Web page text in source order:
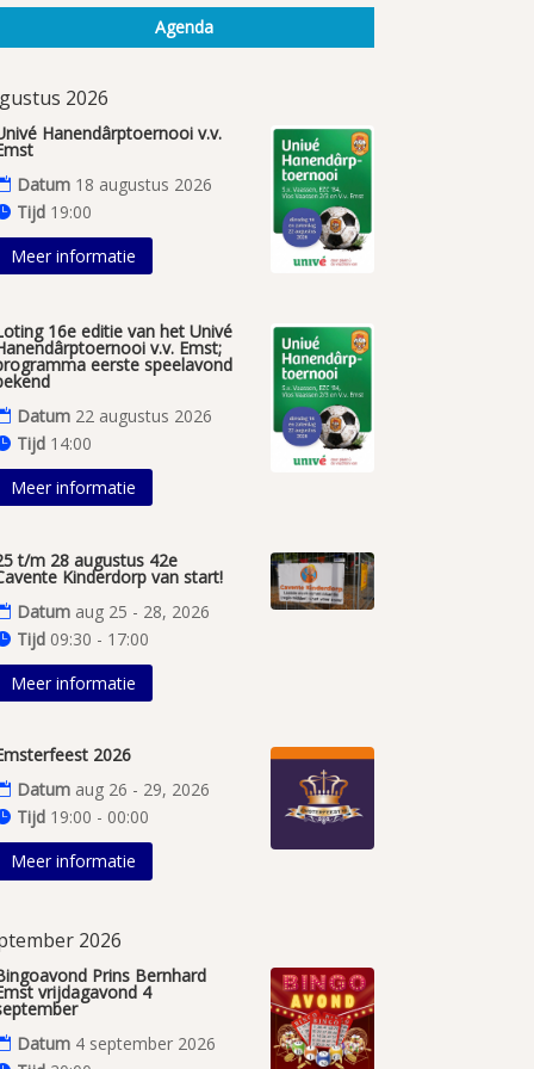
Agenda
2026
Hanendârptoernooi v.v.
Datum 18 augustus 2026
Tijd 19:00
Meer informatie
16e editie van het Univé
v.v. Emst;
eerste speelavond
Datum 22 augustus 2026
Tijd 14:00
Meer informatie
t/m 28 augustus 42e
Kinderdorp van start!
Datum aug 25 - 28, 2026
Tijd 09:30 - 17:00
Meer informatie
2026
Datum aug 26 - 29, 2026
Tijd 19:00 - 00:00
Meer informatie
2026
Prins Bernhard
vrijdagavond 4
Datum 4 september 2026